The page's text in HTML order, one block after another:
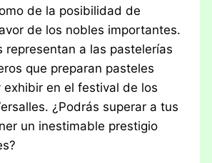
de la posibilidad de
de los nobles importantes.
representan a las pastelerías
que preparan pasteles
exhibir en el festival de los
¿Podrás superar a tus
un inestimable prestigio